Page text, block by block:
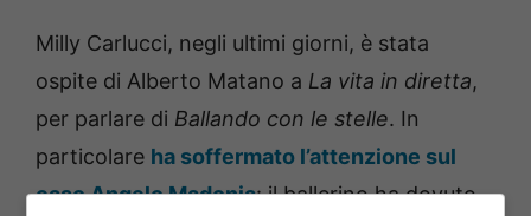
Milly Carlucci, negli ultimi giorni, è stata
ospite di Alberto Matano a La vita in diretta,
per parlare di Ballando con le stelle. In
particolare ha soffermato l’attenzione sul
caso Angelo Madonia: il ballerino ha dovuto